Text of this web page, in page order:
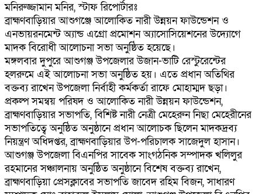
মনিরুজ্জামান মনির, স্টাফ রিপোর্টারঃ
ব্রাহ্মণবাড়িয়ার আশুগঞ্জে আলোকিত নারী উন্নয়ন ফাউন্ডেশন ও
এনভায়রনমেন্ট অ্যান্ড এগ্রো প্রমোশন অ্যাসোসিয়েশনের উদ্যোগে
মাদক বিরোধী আলোচনা সভা অনুষ্ঠিত হয়েছে।
মঙ্গলবার দুপুরে আশুগঞ্জ উপজেলার উজান-ভাটি রেস্টুরেন্টের
হলরুমে এই আলোচনা সভা অনুষ্ঠিত হয়। এতে প্রধান অতিথির
বক্তব্য রাখেন উপজেলা নির্বাহী কর্মকর্তা রাফে মোহাম্মদ ছড়া।
প্রকল্প সমন্বয় পরিষদ ও আলোকিত নারী উন্নয়ন ফাউন্ডেশন,
ব্রাহ্মণবাড়িয়ার সভাপতি, বিশিষ্ট নারী নেত্রী মেহেরুন নিছা মেহেরীনের
সভাপতিত্বে অনুষ্ঠিত অনুষ্ঠানে প্রধান আলোচক ছিলেন মাদকদ্রব্য
নিয়ন্ত্রণ অধিদপ্তর, ব্রাহ্মণবাড়িয়ার উপ-পরিচালক সাজেদুল হাসান।
আশুগঞ্জ উপজেলা বিএনপির সাবেক সাংগঠনিক সম্পাদক খলিলুর
রহমানের সঞ্চালনায় অনুষ্ঠিত অনুষ্ঠানে বিশেষ বক্তব্য রাখেন,
ব্রাহ্মণবাড়িয়া প্রেসক্লাবের সভাপতি জাবেদ রহিম বিজন, সাধারণ